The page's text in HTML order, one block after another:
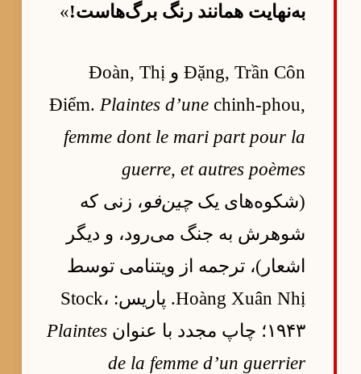
به‌نهایت همانند رنگ برگ‌هاست!»
Đặng, Trần Côn و Đoàn, Thị
Điểm. Plaintes d’une chinh-phou,
femme dont le mari part pour la
guerre, et autres poèmes
(شکوه‌های یکچین‌فو، زنی که
شوهرش به جنگ می‌رود، و دیگر
اشعار)، ترجمه از ویتنامی توسط
Hoàng Xuân Nhị. پاریس: Stock،
۱۹۴۳؛ چاپ مجدد با عنوان
Plaintes
de la femme d’un guerrier